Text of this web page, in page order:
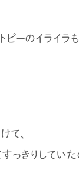
ピーのイライラ
て、
っきりしていた